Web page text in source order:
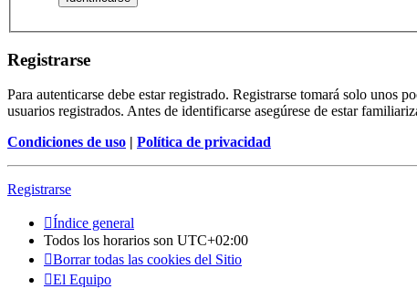
Registrarse
Para autenticarse debe estar registrado. Registrarse tomará solo unos
usuarios registrados. Antes de identificarse asegúrese de estar
Condiciones de uso | Política de privacidad
Registrarse
Índice general
Todos los horarios son UTC+02:00
Borrar todas las cookies del Sitio
El Equipo